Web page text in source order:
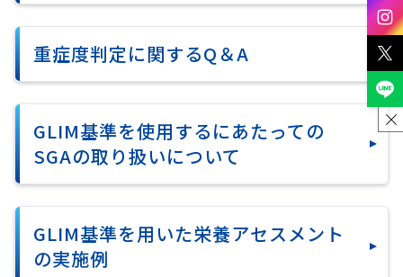
重症度判定に関するQ＆A
GLIM基準を使用するにあたっての
SGAの取り扱いについて
GLIM基準を⽤いた栄養アセスメント
の実施例